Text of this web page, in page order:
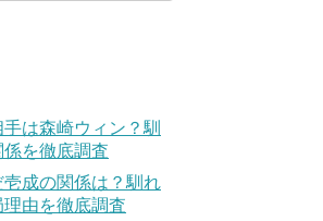
は森崎ウィン？馴
を徹底調査
成の関係は？馴れ
由を徹底調査